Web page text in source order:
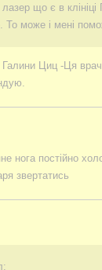
що є в
То може і мені
Галини Циц -Ця
нога постійно
звертатись